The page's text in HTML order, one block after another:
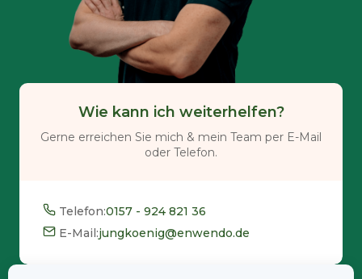
Wie kann ich weiterhelfen?
Gerne erreichen Sie mich & mein Team per E-Mail
oder Telefon.
Telefon:0157 - 924 821 36
E-Mail:jungkoenig@enwendo.de